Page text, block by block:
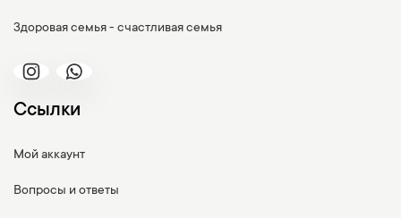
Здоровая семья - счастливая семья
Ссылки
Мой аккаунт
Вопросы и ответы